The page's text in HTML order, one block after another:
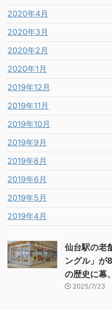
2020年4月
2020年3月
2020年2月
2020年1月
2019年12月
2019年11月
2019年10月
2019年9月
2019年8月
2019年6月
2019年5月
2019年4月
仙台駅の老
ングル」
の歴史に幕
2025/7/23